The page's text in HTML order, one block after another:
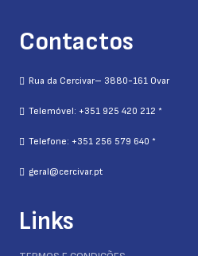
Contactos
Rua da Cercivar– 3880-161 Ovar
Telemóvel: +351 925 420 212 *
Telefone: +351 256 579 640 *
geral@cercivar.pt
Links